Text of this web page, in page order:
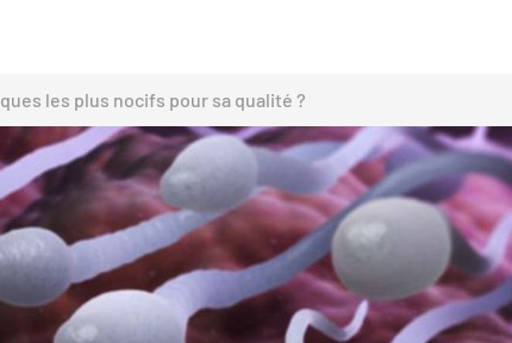
les plus nocifs pour sa qualité ?